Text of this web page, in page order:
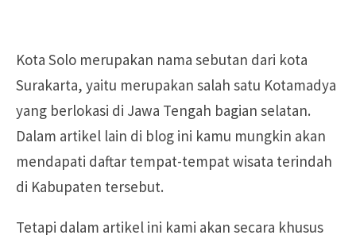
Kota Solo merupakan nama sebutan dari kota
Surakarta, yaitu merupakan salah satu Kotamadya
yang berlokasi di Jawa Tengah bagian selatan.
Dalam artikel lain di blog ini kamu mungkin akan
mendapati daftar tempat-tempat wisata terindah
di Kabupaten tersebut.
Tetapi dalam artikel ini kami akan secara khusus